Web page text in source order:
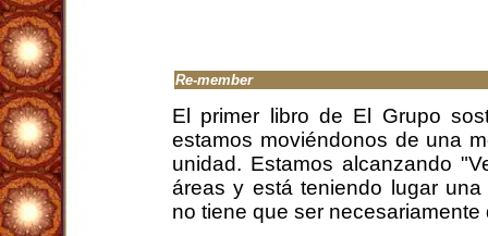
Re-member
El primer libro de El Grupo
estamos moviéndonos de una
unidad. Estamos alcanzando
áreas y está teniendo lugar
no tiene que ser necesariamente